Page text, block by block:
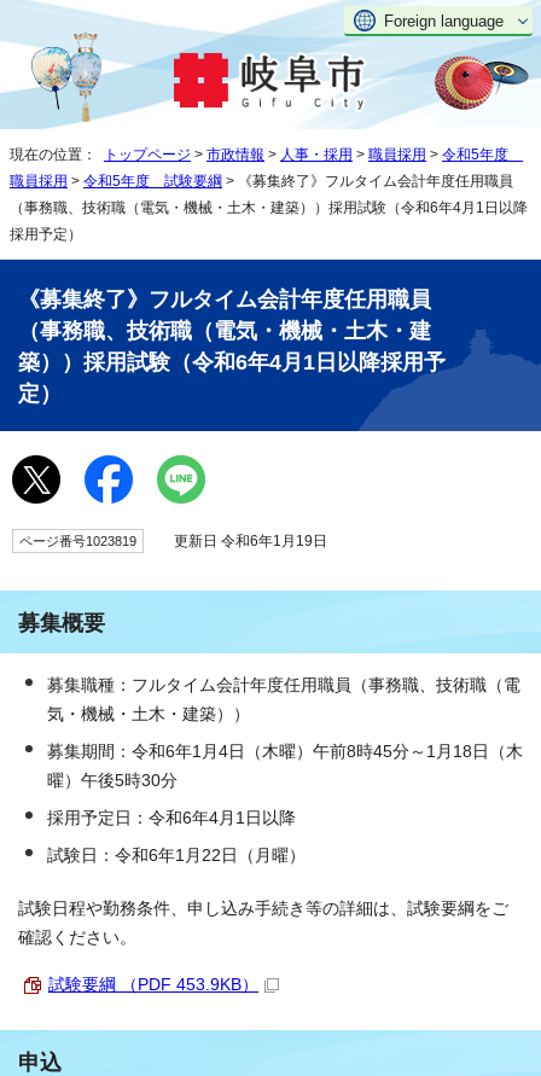
Foreign language
現在の位置： トップページ > 市政情報 > 人事・採用 > 職員採用 > 令和5年度
職員採用 > 令和5年度 試験要綱 > 《募集終了》フルタイム会計年度任用職員
（事務職、技術職（電気・機械・土木・建築））採用試験（令和6年4月1日以降
採用予定）
《募集終了》フルタイム会計年度任用職員
（事務職、技術職（電気・機械・土木・建
築））採用試験（令和6年4月1日以降採用予
定）
ページ番号1023819 更新日 令和6年1月19日
募集概要
募集職種：フルタイム会計年度任用職員（事務職、技術職（電
気・機械・土木・建築））
募集期間：令和6年1月4日（木曜）午前8時45分～1月18日（木
曜）午後5時30分
採用予定日：令和6年4月1日以降
試験日：令和6年1月22日（月曜）
試験日程や勤務条件、申し込み手続き等の詳細は、試験要綱をご
確認ください。
試験要綱 （PDF 453.9KB）
申込